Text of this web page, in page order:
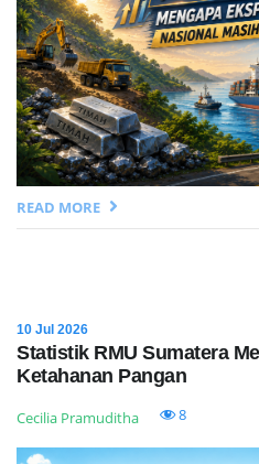
READ MORE
10 Jul 2026
Statistik RMU Sumatera
Ketahanan Pangan
Cecilia Pramuditha 8